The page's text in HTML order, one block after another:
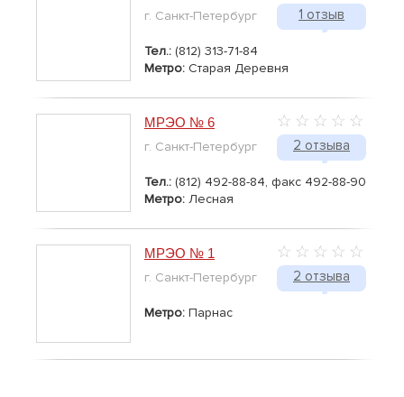
1 отзыв
г. Санкт-Петербург
Тел.: (812) 313-71-84
Метро: Старая Деревня
2 отзыва
МРЭО № 6
г. Санкт-Петербург
Тел.: (812) 492-88-84, факс 492-88-90
Метро: Лесная
2 отзыва
МРЭО № 1
г. Санкт-Петербург
Метро: Парнас